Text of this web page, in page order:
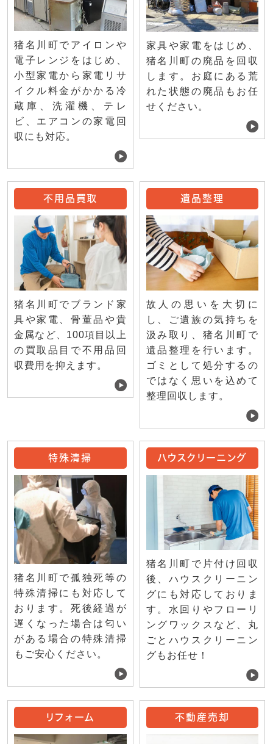
猪名川町でアイロンや
電子レンジをはじめ、
小型家電から家電リサ
イクル料金がかかる冷
蔵庫、洗濯機、テレ
ビ、エアコンの家電回
収にも対応。
家具や家電をはじめ、
猪名川町の廃品を回収
します。お庭にある荒
れた状態の廃品もお任
せください。
不用品買取
猪名川町でブランド家
具や家電、骨董品や貴
金属など、100項目以上
の買取品目で不用品回
収費用を抑えます。
遺品整理
故人の思いを大切に
し、ご遺族の気持ちを
汲み取り、猪名川町で
遺品整理を行います。
ゴミとして処分するの
ではなく思いを込めて
整理回収します。
特殊清掃
猪名川町で孤独死等の
特殊清掃にも対応して
おります。死後経過が
遅くなった場合は匂い
がある場合の特殊清掃
もご安心ください。
ハウスクリーニング
猪名川町で片付け回収
後、ハウスクリーニン
グにも対応しておりま
す。水回りやフローリ
ングワックスなど、丸
ごとハウスクリーニン
グもお任せ！
リフォーム 不動産売却